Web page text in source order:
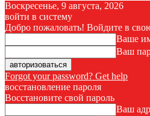
Воскресенье, 9 августа, 2026
войти в систему
Добро пожаловать! Войдите в
Ваше
Ваш
Forgot your password? Get help
восстановление пароля
Восстановите свой пароль
Ваш